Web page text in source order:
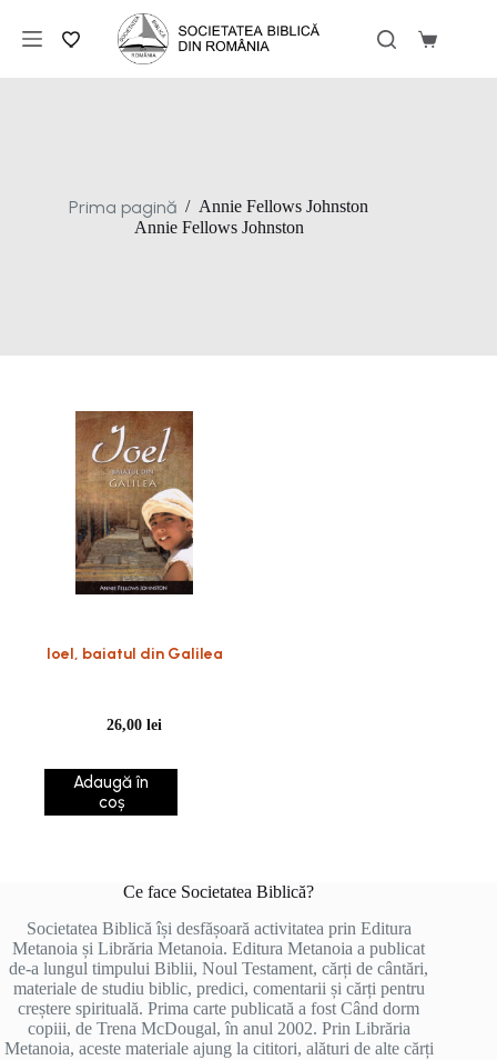
conținut
Coș
Prima pagină / Annie Fellows Johnston
Annie Fellows Johnston
Ioel, baiatul din Galilea
26,00lei
Adaugă în
coș
Ce face Societatea Biblică?
Societatea Biblică își desfășoară activitatea prin Editura
Metanoia și Librăria Metanoia. Editura Metanoia a publicat
de-a lungul timpului Biblii, Noul Testament, cărți de cântări,
materiale de studiu biblic, predici, comentarii și cărți pentru
creștere spirituală. Prima carte publicată a fost Când dorm
copiii, de Trena McDougal, în anul 2002. Prin Librăria
Metanoia, aceste materiale ajung la cititori, alături de alte cărți